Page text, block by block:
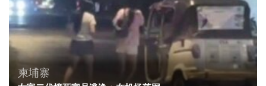
柬埔寨